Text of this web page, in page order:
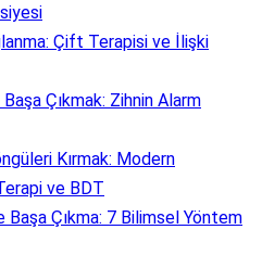
Çift Terapisi ve İlişki
Çıkmak: Zihnin Alarm
Kırmak: Modern
ve BDT
Çıkma: 7 Bilimsel Yöntem